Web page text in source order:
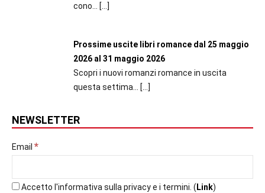
cono...
[…]
Prossime uscite libri romance dal 25 maggio
2026 al 31 maggio 2026
Scopri i nuovi romanzi romance in uscita
questa settima...
[…]
NEWSLETTER
Email *
Accetto l'informativa sulla privacy e i termini. ( Link)